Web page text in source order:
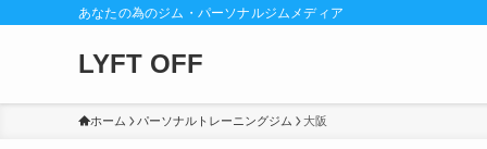
あなたの為のジム・パーソナルジムメディア
LYFT OFF
ホーム パーソナルトレーニングジム 大阪